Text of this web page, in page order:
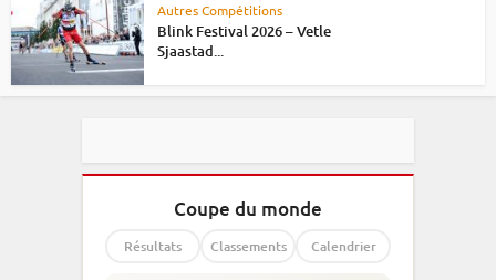
Autres Compétitions
Blink Festival 2026 – Vetle
Sjaastad...
Coupe du monde
Résultats Classements Calendrier